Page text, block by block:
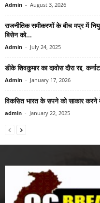
Admin - August 3, 2026
राजनीतिक समीकरणों के बीच मप्र में
बिसेन को...
Admin - July 24, 2025
डीके शिवकुमार का दावोस दौरा रद्द,
Admin - January 17, 2026
विकसित भारत के सपने को साकार करने
admin - January 22, 2025